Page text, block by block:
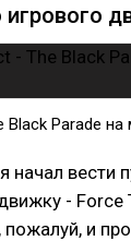
Parade
начал вести
- Force
и